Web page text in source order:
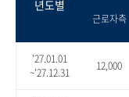
년도별
근로자측
'27.01.01
~'27.12.31
12,000